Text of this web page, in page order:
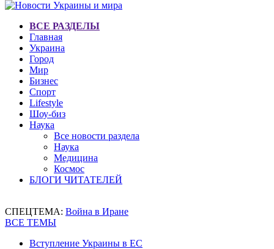
ВСЕ РАЗДЕЛЫ
Главная
Украина
Город
Мир
Бизнес
Спорт
Lifestyle
Шоу-биз
Наука
Все новости раздела
Наука
Медицина
Космос
БЛОГИ ЧИТАТЕЛЕЙ
СПЕЦТЕМА: Война в Иране
ВСЕ ТЕМЫ
Вступление Украины в ЕС